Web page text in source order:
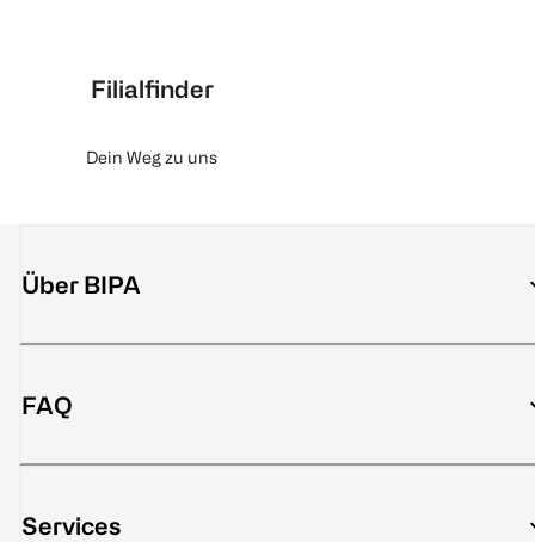
Filialfinder
Dein Weg zu uns
Über BIPA
FAQ
Services